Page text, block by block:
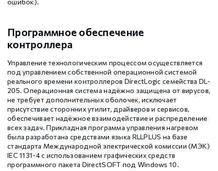
ошибок).
Программное обеспечение
контроллера
Управление технологическим процессом осуществляется
под управлением собственной операционной системой
реального времени контроллеров DirectLogic семейства DL-
205. Операционная система надёжно защищена от вирусов,
не требует дополнительных оболочек, исключает
присутствие сторонних утилит, драйверов и сервисов,
обеспечивает надёжное взаимодействие и распределение
всех задач. Прикладная программа управления нагревом
была разработана средствами языка RLLPLUS на базе
стандарта Международной электрической комиссии (МЭК)
IЕС 1131-4 с использованием графических средств
программного пакета DirectSOFT под Windows 10.